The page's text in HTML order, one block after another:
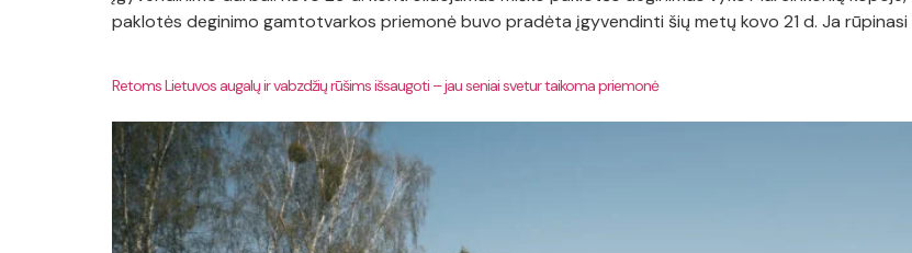
paklotės deginimo gamtotvarkos priemonė buvo pradėta įgyvendinti šių metų kovo 21 d. Ja
Retoms Lietuvos augalų ir vabzdžių rūšims išsaugoti – jau seniai svetur taikoma priemonė